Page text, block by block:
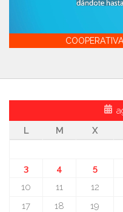
L
M X
3
4 5
10
11 12
17
18 19